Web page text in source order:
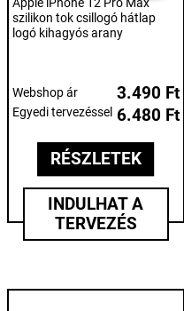
Apple iPhone 12 Pro Max
szilikon tok csillogó hátlap
logó kihagyós arany
Webshop ár 3.490 Ft
Egyedi tervezéssel 6.480 Ft
RÉSZLETEK
INDULHAT A
TERVEZÉS